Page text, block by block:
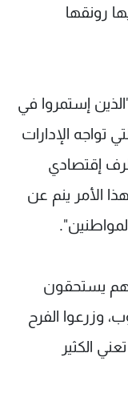
رونقها
إستمروا في
تواجه الإدارات
إقتصادي
الأمر ينم عن
يستحقون
وزرعوا الفرح
الكثير